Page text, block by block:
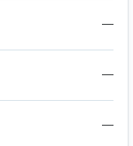
—
—
—